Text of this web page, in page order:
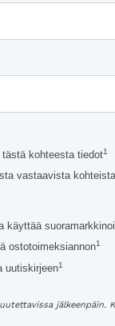
tästä kohteesta tiedot1
vastaavista
käyttää
ostotoimeksiannon1
uutiskirjeen1
jälkeenpäin.